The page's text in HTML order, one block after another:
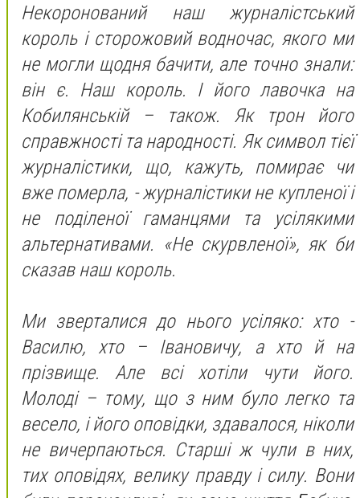
Некоронований наш журналістський
король і сторожовий водночас, якого ми
не могли щодня бачити, але точно знали:
він є. Наш король. І його лавочка на
Кобилянській – також. Як трон його
справжності та народності. Як символ тієї
журналістики, що, кажуть, помирає чи
вже померла, - журналістики не купленої і
не поділеної гаманцями та усілякими
альтернативами. «Не скурвленої», як би
сказав наш король.
Ми зверталися до нього усіляко: хто -
Василю, хто – Івановичу, а хто й на
прізвище. Але всі хотіли чути його.
Молоді – тому, що з ним було легко та
весело, і його оповідки, здавалося, ніколи
не вичерпаються. Старші ж чули в них,
тих оповідях, велику правду і силу. Вони